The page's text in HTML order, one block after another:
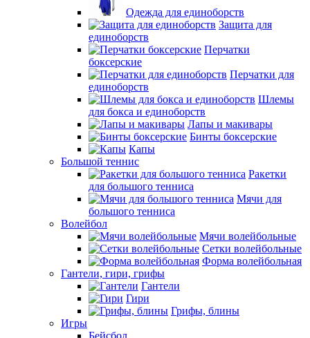
Одежда для единоборств
Защита для
единоборств
Перчатки
боксерские
Перчатки для
единоборств
Шлемы
для бокса и единоборств
Лапы и макивары
Бинты боксерские
Капы
Большой теннис
Ракетки
для большого тенниса
Мячи для
большого тенниса
Волейбол
Мячи волейбольные
Сетки волейбольные
Форма волейбольная
Гантели, гири, грифы
Гантели
Гири
Грифы, блины
Игры
Бейсбол